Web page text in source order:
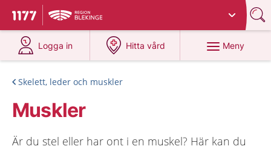
Till startsidan för 1177
Du har valt region
Logga in
på 1177.se
Hitta vård
på 1177.se
Meny
Skelett, leder och muskler
Muskler
Är du stel eller har ont i en muskel? Här kan du